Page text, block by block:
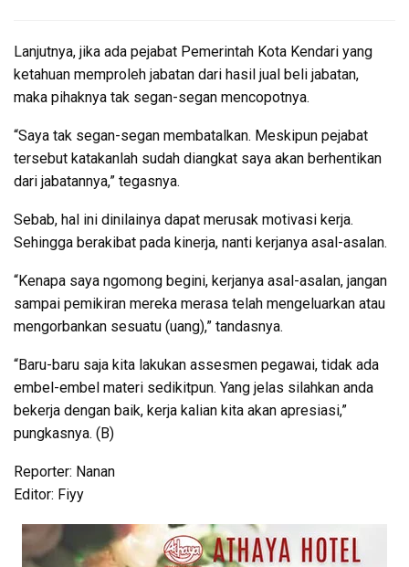
Lanjutnya, jika ada pejabat Pemerintah Kota Kendari yang
ketahuan memproleh jabatan dari hasil jual beli jabatan,
maka pihaknya tak segan-segan mencopotnya.
“Saya tak segan-segan membatalkan. Meskipun pejabat
tersebut katakanlah sudah diangkat saya akan berhentikan
dari jabatannya,” tegasnya.
Sebab, hal ini dinilainya dapat merusak motivasi kerja.
Sehingga berakibat pada kinerja, nanti kerjanya asal-asalan.
“Kenapa saya ngomong begini, kerjanya asal-asalan, jangan
sampai pemikiran mereka merasa telah mengeluarkan atau
mengorbankan sesuatu (uang),” tandasnya.
“Baru-baru saja kita lakukan assesmen pegawai, tidak ada
embel-embel materi sedikitpun. Yang jelas silahkan anda
bekerja dengan baik, kerja kalian kita akan apresiasi,”
pungkasnya. (B)
Reporter: Nanan
Editor: Fiyy